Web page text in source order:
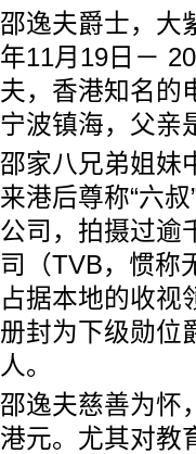
邵逸夫爵士，大
年11月19日－
夫，香港知名的
宁波镇海，父亲
邵家八兄弟姐妹
来港后尊称“六
公司，拍摄过逾
司（TVB，惯称
占据本地的收视
册封为下级勋位
人。
邵逸夫慈善为怀
港元。尤其对教